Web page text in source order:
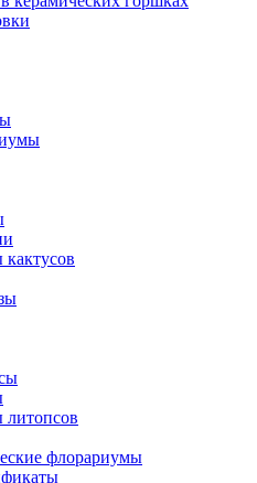
литопсов
флорариумы